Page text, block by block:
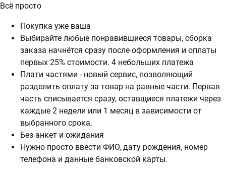
Всё просто
Покупка уже ваша
Выбирайте любые понравившиеся товары, сборка
заказа начнётся сразу после оформления и оплаты
первых 25% стоимости. 4 небольших платежа
Плати частями - новый сервис, позволяющий
разделить оплату за товар на равные части. Первая
часть списывается сразу, оставщиеся платежи через
каждые 2 недели или 1 месяц в зависимости от
выбранного срока.
Без анкет и ожидания
Нужно просто ввести ФИО, дату рождения, номер
телефона и данные банковской карты.